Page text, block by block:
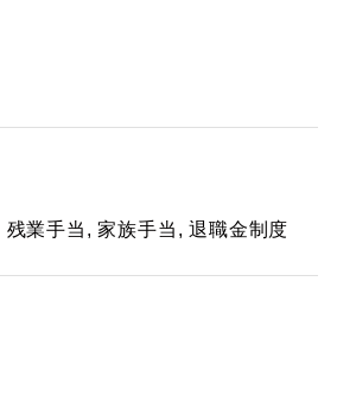
業手当, 家族手当, 退職金制度